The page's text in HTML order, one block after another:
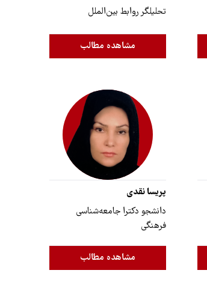
تحلیلگر روابط بین‌الملل
مشاهده مطالب
پریسا نقدی
دانشجو دکترا جامعه‌شناسی
فرهنگی
مشاهده مطالب